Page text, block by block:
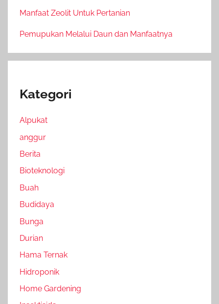
Manfaat Zeolit Untuk Pertanian
Pemupukan Melalui Daun dan Manfaatnya
Kategori
Alpukat
anggur
Berita
Bioteknologi
Buah
Budidaya
Bunga
Durian
Hama Ternak
Hidroponik
Home Gardening